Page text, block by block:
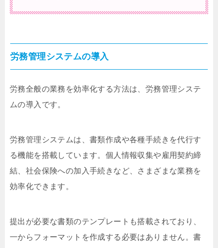
労務管理システムの導入
労務全般の業務を効率化する方法は、労務管理システ
ムの導入です。
労務管理システムは、書類作成や各種手続きを代行す
る機能を搭載しています。個人情報収集や雇用契約締
結、社会保険への加入手続きなど、さまざまな業務を
効率化できます。
提出が必要な書類のテンプレートも搭載されており、
一からフォーマットを作成する必要はありません。書